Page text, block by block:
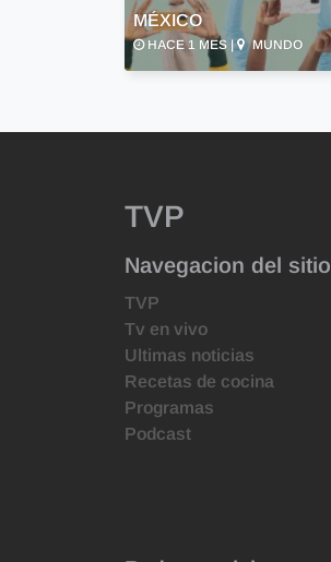
MÉXICO
HACE 1 MES | MUNDO
TVP
Navegacion del sitio
TVP
Tv en vivo
Ultimas noticias
Recetas de cocina
Programas
Podcast